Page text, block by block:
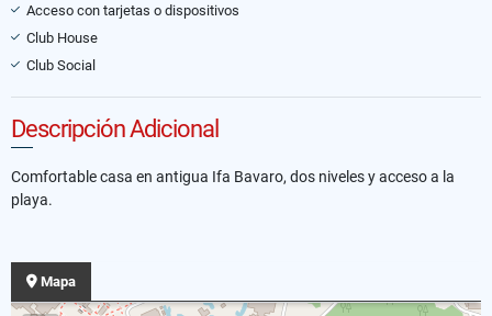
Acceso con tarjetas o dispositivos
Club House
Club Social
Descripción Adicional
Comfortable casa en antigua Ifa Bavaro, dos niveles y acceso a la
playa.
Mapa